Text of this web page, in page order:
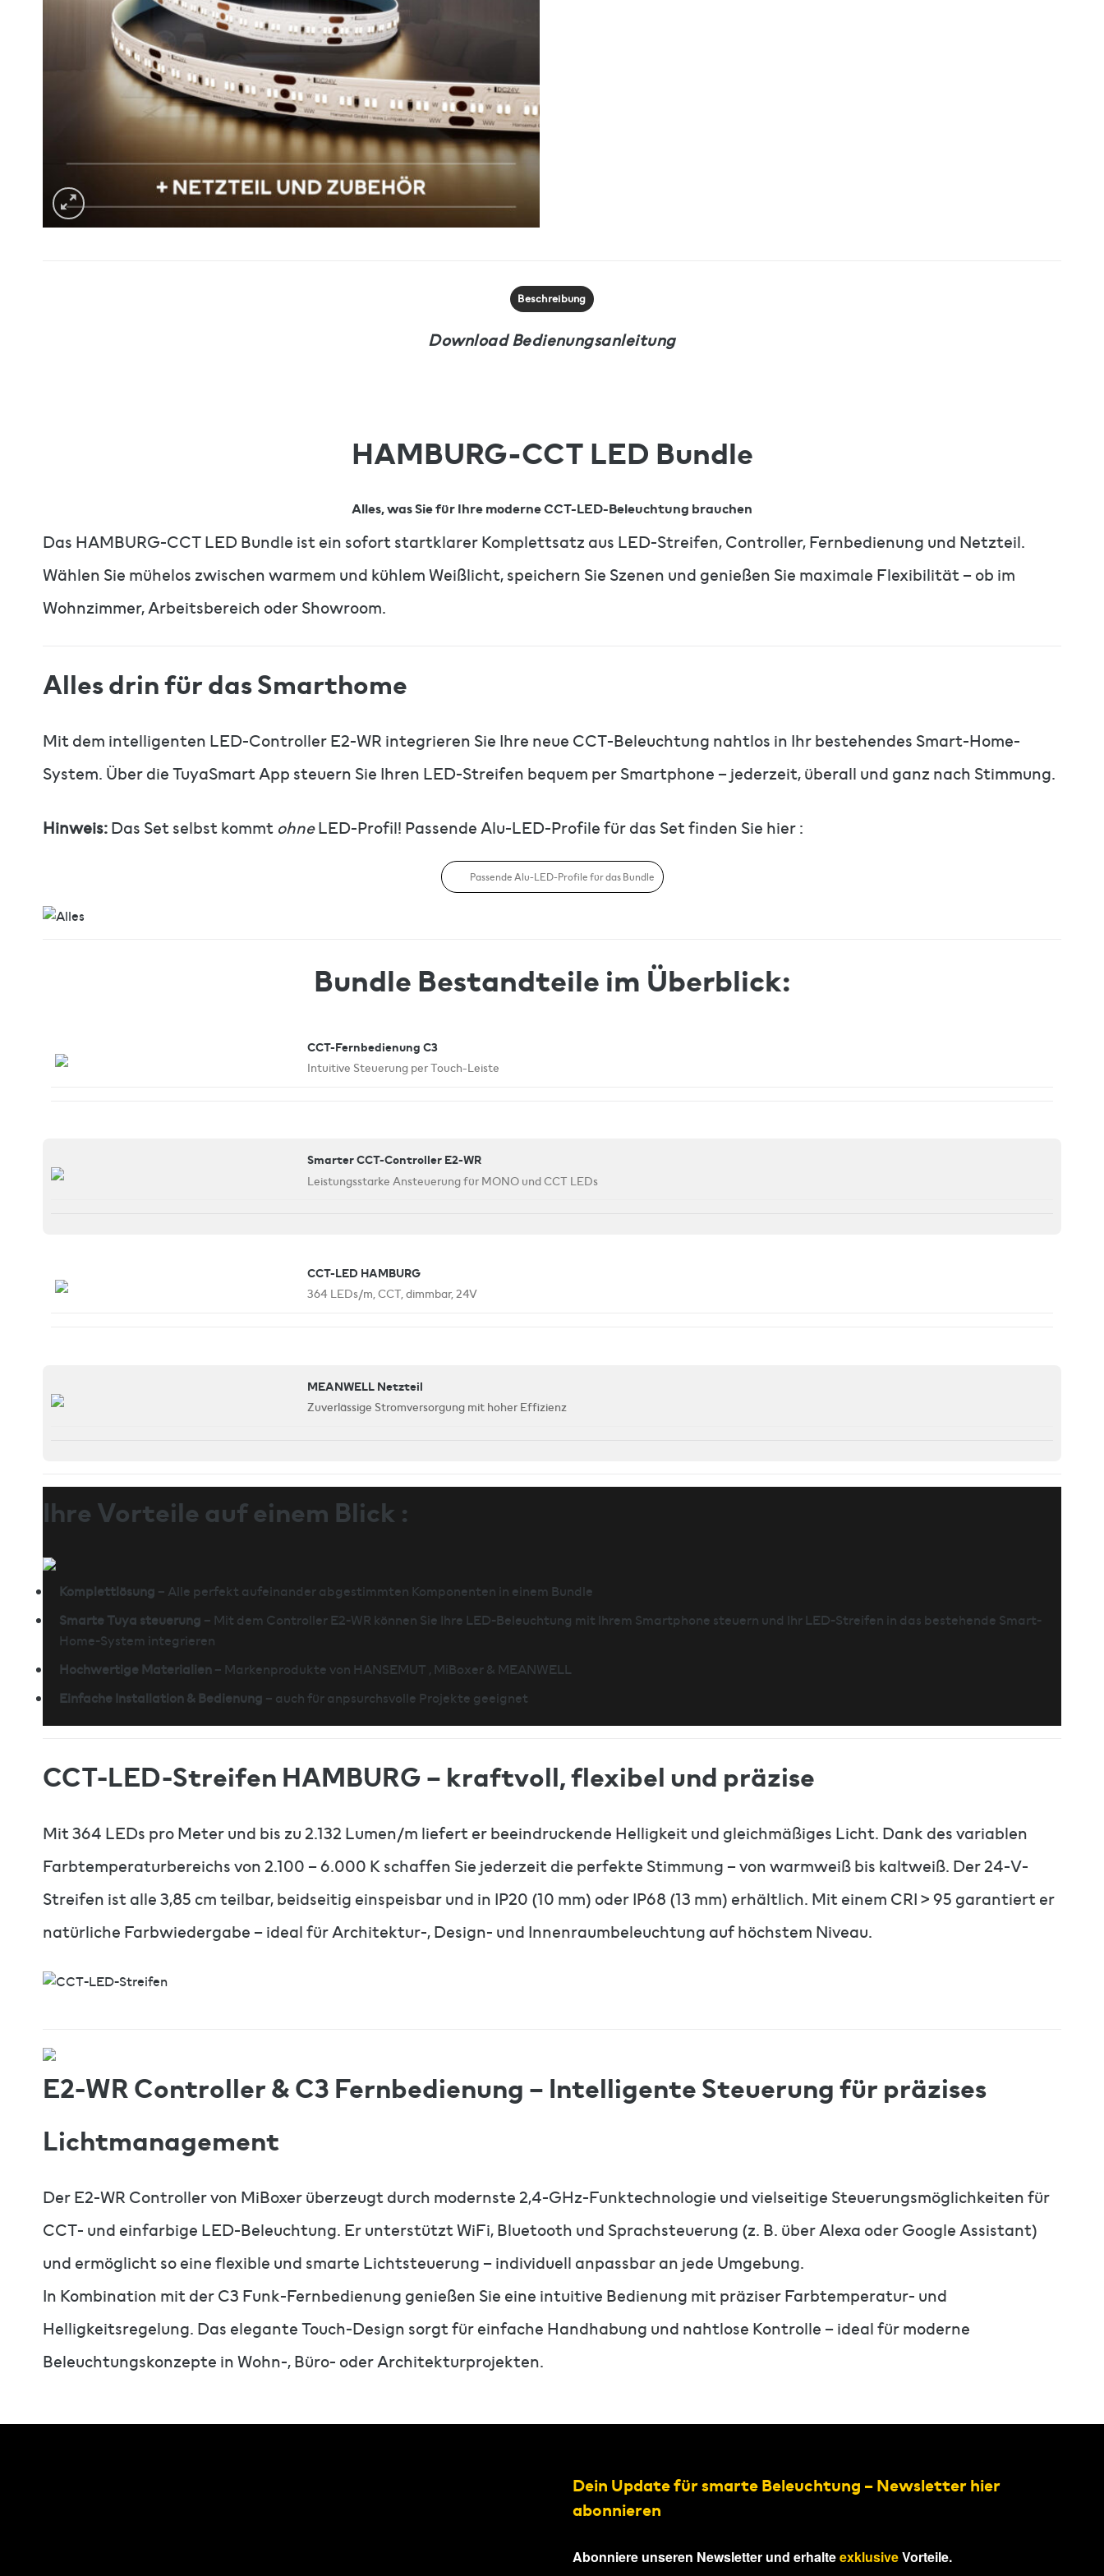
Beschreibung
Download Bedienungsanleitung
HAMBURG-CCT LED Bundle
Alles, was Sie für Ihre moderne CCT-LED-Beleuchtung brauchen
Das HAMBURG-CCT LED Bundle ist ein sofort startklarer Komplettsatz aus LED-Streifen, Controller, Fernbedienung und Netzteil.
Wählen Sie mühelos zwischen warmem und kühlem Weißlicht, speichern Sie Szenen und genießen Sie maximale Flexibilität – ob im
Wohnzimmer, Arbeitsbereich oder Showroom.
Alles drin für das Smarthome
Mit dem intelligenten LED-Controller E2-WR integrieren Sie Ihre neue CCT-Beleuchtung nahtlos in Ihr bestehendes Smart-Home-
System. Über die TuyaSmart App steuern Sie Ihren LED-Streifen bequem per Smartphone – jederzeit, überall und ganz nach Stimmung.
Hinweis:Das Set selbst kommt ohneLED-Profil! Passende Alu-LED-Profile für das Set finden Sie hier :
Passende Alu-LED-Profile für das Bundle
Bundle Bestandteile im Überblick:
CCT-Fernbedienung C3
Intuitive Steuerung per Touch-Leiste
Smarter CCT-Controller E2-WR
Leistungsstarke Ansteuerung für MONO und CCT LEDs
CCT-LED HAMBURG
364 LEDs/m, CCT, dimmbar, 24V
MEANWELL Netzteil
Zuverlässige Stromversorgung mit hoher Effizienz
Ihre Vorteile auf einem Blick :
Komplettlösung – Alle perfekt aufeinander abgestimmten Komponenten in einem Bundle
Smarte Tuya steuerung – Mit dem Controller E2-WR können Sie Ihre LED-Beleuchtung mit Ihrem Smartphone steuern und Ihr LED-Streifen in das bestehende Smart-
Home-System integrieren
Hochwertige Materialien– Markenprodukte von HANSEMUT , MiBoxer & MEANWELL
Einfache Installation & Bedienung – auch für anpsurchsvolle Projekte geeignet
CCT-LED-Streifen HAMBURG – kraftvoll, flexibel und präzise
Mit 364 LEDs pro Meter und bis zu 2.132 Lumen/m liefert er beeindruckende Helligkeit und gleichmäßiges Licht. Dank des variablen
Farbtemperaturbereichs von 2.100 – 6.000 K schaffen Sie jederzeit die perfekte Stimmung – von warmweiß bis kaltweiß. Der 24-V-
Streifen ist alle 3,85 cm teilbar, beidseitig einspeisbar und in IP20 (10 mm) oder IP68 (13 mm) erhältlich. Mit einem CRI > 95 garantiert er
natürliche Farbwiedergabe – ideal für Architektur-, Design- und Innenraumbeleuchtung auf höchstem Niveau.
E2-WR Controller & C3 Fernbedienung – Intelligente Steuerung für präzises
Lichtmanagement
Der E2-WR Controller von MiBoxer überzeugt durch modernste 2,4-GHz-Funktechnologie und vielseitige Steuerungsmöglichkeiten für
CCT- und einfarbige LED-Beleuchtung. Er unterstützt WiFi, Bluetooth und Sprachsteuerung (z. B. über Alexa oder Google Assistant)
und ermöglicht so eine flexible und smarte Lichtsteuerung – individuell anpassbar an jede Umgebung.
In Kombination mit der C3 Funk-Fernbedienung genießen Sie eine intuitive Bedienung mit präziser Farbtemperatur- und
Helligkeitsregelung. Das elegante Touch-Design sorgt für einfache Handhabung und nahtlose Kontrolle – ideal für moderne
Beleuchtungskonzepte in Wohn-, Büro- oder Architekturprojekten.
Dein Update für smarte Beleuchtung – Newsletter hier
abonnieren
Abonniere unseren Newsletter und erhalteexklusiveVorteile.